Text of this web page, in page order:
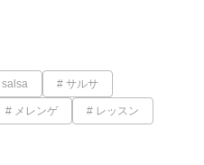
salsa サルサ
メレンゲ レッスン